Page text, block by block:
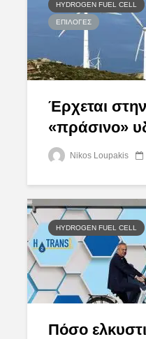
HYDROGEN FUEL CELL
ΕΠΙΛΟΓΈΣ
Έρχεται
«πράσινο»
Nikos Loupakis
HYDROGEN FUEL CELL
Πόσο